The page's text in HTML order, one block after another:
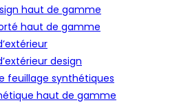
haut de gamme
haut de gamme
design
feuillage synthétiques
haut de gamme